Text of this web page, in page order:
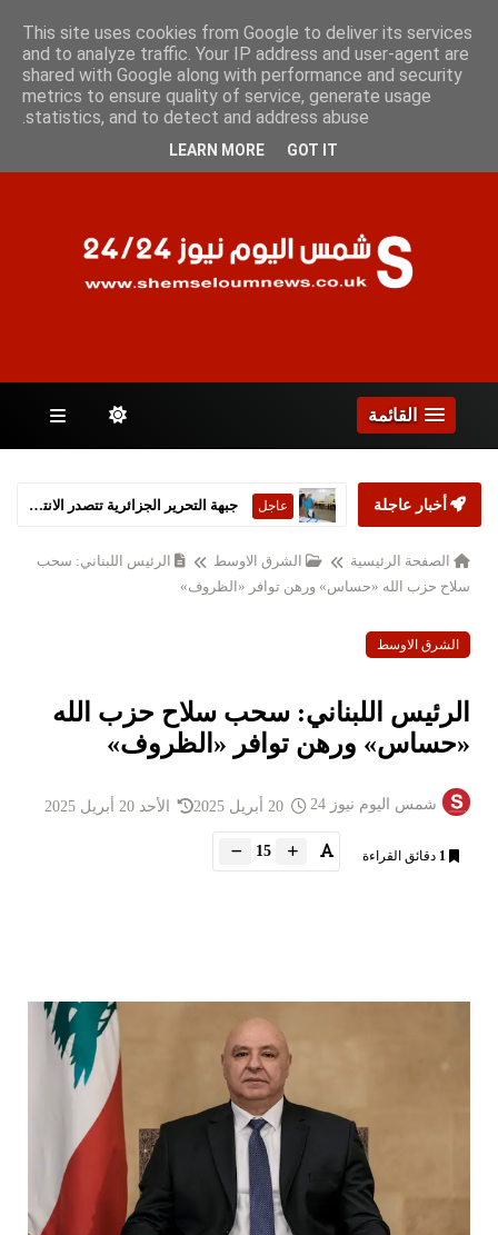
الصفحات
القائمة
أخبار عاجلة عاجل جبهة التحرير الجزائرية تتصدر الانتخابات التشريعية
الصفحة الرئيسية الشرق الاوسط
الرئيس اللبناني: سحب
سلاح حزب الله «حساس» ورهن توافر «الظروف»
الشرق الاوسط
الرئيس اللبناني: سحب سلاح حزب الله
«حساس» ورهن توافر «الظروف»
شمس اليوم نيوز 24 الأحد 20 أبريل 2025
1 دقائق القراءة 15
This site uses cookies from Google to deliver its services
and to analyze traffic. Your IP address and user-agent are
shared with Google along with performance and security
metrics to ensure quality of service, generate usage
statistics, and to detect and address abuse.
LEARN MORE GOT IT